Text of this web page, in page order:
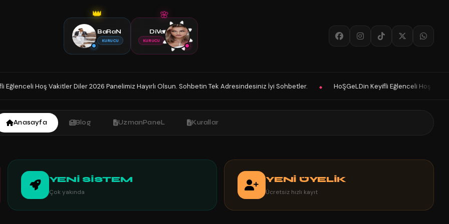
👑
BaRaN
KURUCU
🌸
DiVa
KURUCU
Panelimiz Hayırlı Olsun. Sohbetin Tek Adresindesiniz İyi Sohbetler. ◆ HoŞGeLDin Keyifli Eğlenceli Hoş Vakitler Diler 2026 Panelimiz
Anasayfa Blog UzmanPaneL Kurallar
YENİ SİSTEM
Çok yakında
YENİ ÜYELİK
Ücretsiz hızlı kayıt